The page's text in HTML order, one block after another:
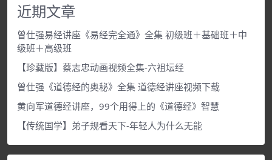
近期文章
曾仕强易经讲座《易经完全通》全集 初级班＋基础班＋中
级班＋高级班
【珍藏版】蔡志忠动画视频全集-六祖坛经
曾仕强《道德经的奥秘》全集 道德经讲座视频下载
黄向军道德经讲座，99个用得上的《道德经》智慧
【传统国学】弟子规看天下-年轻人为什么无能